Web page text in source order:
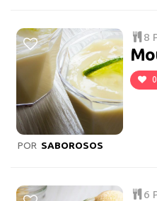
8
0
POR SABOROSOS
6